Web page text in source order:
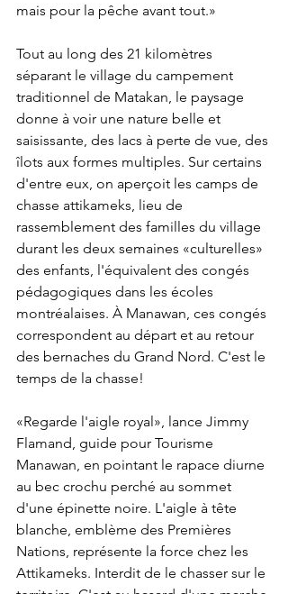
mais pour la pêche avant tout.»
Tout au long des 21 kilomètres
séparant le village du campement
traditionnel de Matakan, le paysage
donne à voir une nature belle et
saisissante, des lacs à perte de vue, des
îlots aux formes multiples. Sur certains
d'entre eux, on aperçoit les camps de
chasse attikameks, lieu de
rassemblement des familles du village
durant les deux semaines «culturelles»
des enfants, l'équivalent des congés
pédagogiques dans les écoles
montréalaises. À Manawan, ces congés
correspondent au départ et au retour
des bernaches du Grand Nord. C'est le
temps de la chasse!
«Regarde l'aigle royal», lance Jimmy
Flamand, guide pour Tourisme
Manawan, en pointant le rapace diurne
au bec crochu perché au sommet
d'une épinette noire. L'aigle à tête
blanche, emblème des Premières
Nations, représente la force chez les
Attikameks. Interdit de le chasser sur le